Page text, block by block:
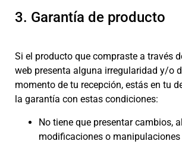
3. Garantía de producto
Si el producto que compraste a través
web presenta alguna irregularidad y/o
momento de tu recepción, estás en tu
la garantía con estas condiciones:
No tiene que presentar cambios,
modificaciones o manipulaciones